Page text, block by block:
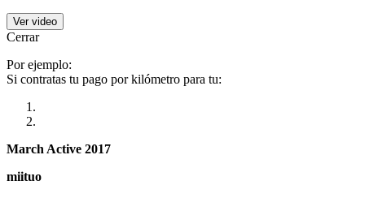
Ver video
Cerrar
Por ejemplo:
Si contratas tu pago por kilómetro para tu:
March Active 2017
miituo